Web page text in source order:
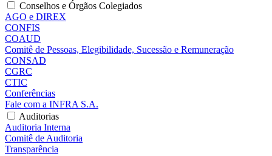
Conselhos e Órgãos Colegiados
AGO e DIREX
CONFIS
COAUD
Comitê de Pessoas, Elegibilidade, Sucessão e Remuneração
CONSAD
CGRC
CTIC
Conferências
Fale com a INFRA S.A.
Auditorias
Auditoria Interna
Comitê de Auditoria
Transparência